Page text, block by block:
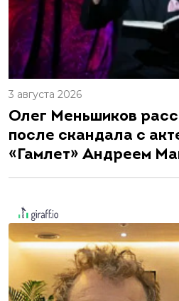
3 августа 2026
Олег Меньшиков
после скандала с
«Гамлет» Андреем